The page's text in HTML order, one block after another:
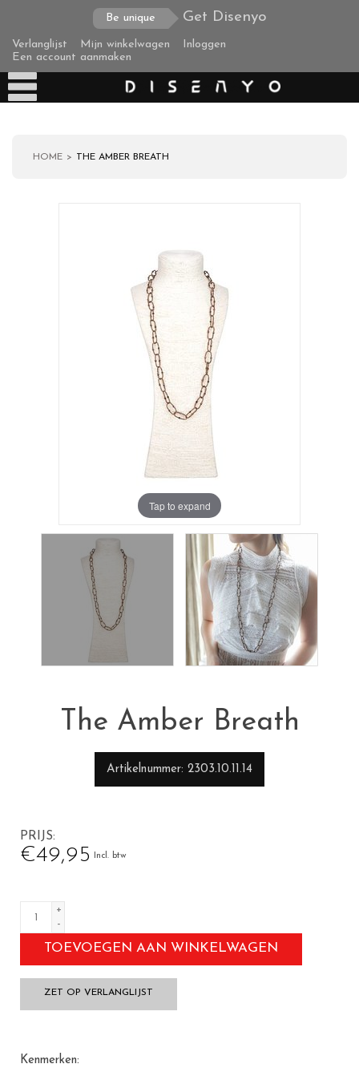
Be unique Get Disenyo
Verlanglijst Mijn winkelwagen
Inloggen
Een account aanmaken
HOME THE AMBER BREATH
Tap to expand
The Amber Breath
Artikelnummer 2303.10.11.14
PRIJS
€49,95 Incl. btw
+
-
TOEVOEGEN AAN WINKELWAGEN
ZET OP VERLANGLIJST
Kenmerken: